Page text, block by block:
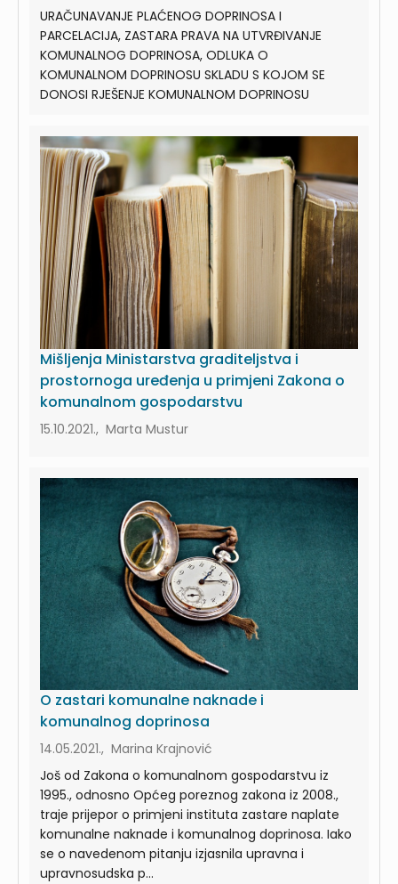
URAČUNAVANJE PLAĆENOG DOPRINOSA I
PARCELACIJA, ZASTARA PRAVA NA UTVRĐIVANJE
KOMUNALNOG DOPRINOSA, ODLUKA O
KOMUNALNOM DOPRINOSU SKLADU S KOJOM SE
DONOSI RJEŠENJE KOMUNALNOM DOPRINOSU
Mišljenja Ministarstva graditeljstva i
prostornoga uređenja u primjeni Zakona o
komunalnom gospodarstvu
15.10.2021., Marta Mustur
O zastari komunalne naknade i
komunalnog doprinosa
14.05.2021., Marina Krajnović
Još od Zakona o komunalnom gospodarstvu iz
1995., odnosno Općeg poreznog zakona iz 2008.,
traje prijepor o primjeni instituta zastare naplate
komunalne naknade i komunalnog doprinosa. Iako
se o navedenom pitanju izjasnila upravna i
upravnosudska p...